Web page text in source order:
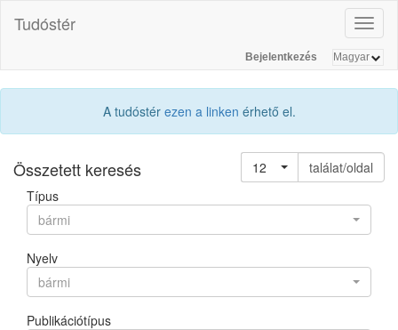
Tudóstér
Bejelentkezés
A tudóstér ezen a linken érhető el.
Összetett keresés 12
találat/oldal
Típus
bármi
Nyelv
bármi
Publikációtípus